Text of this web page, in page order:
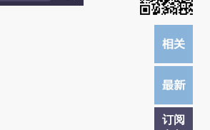
订阅